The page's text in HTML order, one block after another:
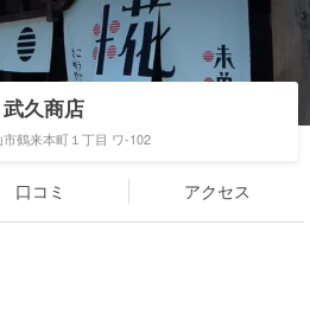
武久商店
鶴来本町１丁目 ワ-102
口コミ アクセス